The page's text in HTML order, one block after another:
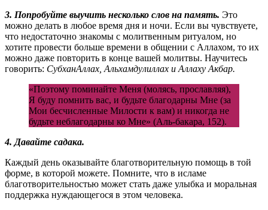
3. Попробуйте выучить несколько слов на память. Это
можно делать в любое время дня и ночи. Если вы чувствуете,
что недостаточно знакомы с молитвенным ритуалом, но
хотите провести больше времени в общении с Аллахом, то их
можно даже повторить в конце вашей молитвы. Научитесь
говорить: СубханАллах, Альхамдулиллах и Аллаху Акбар.
«Поэтому поминайте Меня (молясь, прославляя),
Я буду помнить вас, и будьте благодарны Мне (за
Мои бесчисленные Милости к вам) и никогда не
будьте неблагодарны ко Мне» (Аль-бакара, 152).
4. Давайте садака.
Каждый день оказывайте благотворительную помощь в той
форме, в которой можете. Помните, что в исламе
благотворительностью может стать даже улыбка и моральная
поддержка нуждающегося в этом человека.